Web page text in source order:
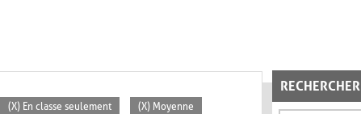
RECHERCHER
(X) En classe seulement (X) Moyenne